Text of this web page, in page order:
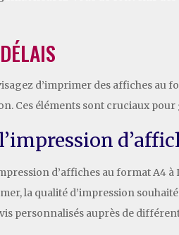
d’imprimer des affiches au
Ces éléments sont cruciaux
d’affiches au format A4
la qualité d’impression
personnalisés auprès de